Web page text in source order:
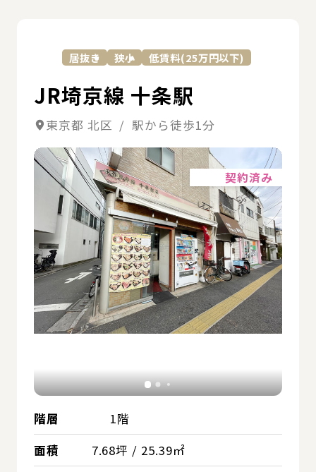
居抜き 狭小 低賃料(25万円以下)
JR埼京線 十条駅
東京都 北区 / 駅から徒歩1分
契約済み
階層
1階
面積
7.68坪 / 25.39㎡